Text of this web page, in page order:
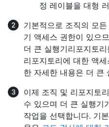
정 레이블을 대형
기본적으로 조직의 모
기 액세스 권한이 있으
더 큰 실행기리포지토
리포지토리에 대한 액
한 자세한 내용은 더 큰
이제 조직 및 리포지토
수 있으며 더 큰 실행기
작업을 선택합니다. 기